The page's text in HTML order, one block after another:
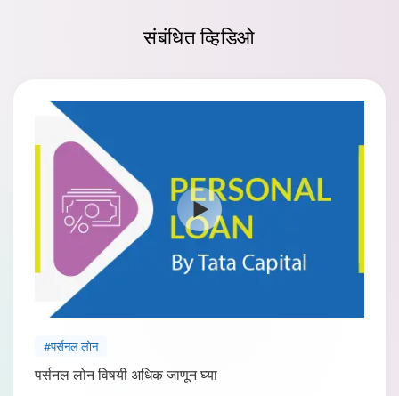
संबंधितव्हिडिओ
#पर्सनल लोन
पर्सनल लोन विषयी अधिक जाणून घ्या